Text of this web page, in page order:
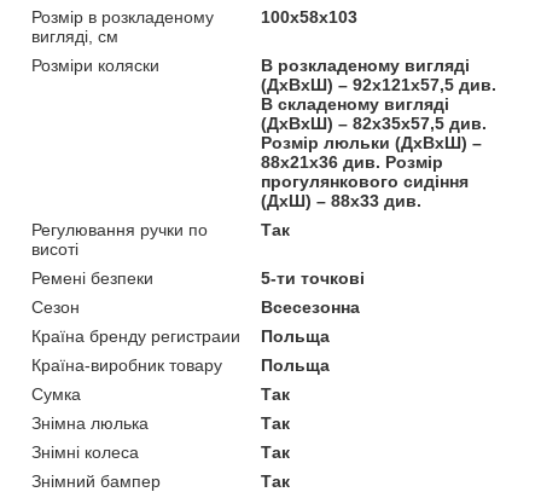
Розмір в розкладеному
вигляді, см
100х58х103
Розміри коляски
В розкладеному вигляді
(ДхВхШ) – 92х121х57,5 див.
В складеному вигляді
(ДхВхШ) – 82х35х57,5 див.
Розмір люльки (ДхВхШ) –
88х21х36 див. Розмір
прогулянкового сидіння
(ДхШ) – 88х33 див.
Регулювання ручки по
висоті
Так
Ремені безпеки
5-ти точкові
Сезон
Всесезонна
Країна бренду регистраии
Польща
Країна-виробник товару
Польща
Сумка
Так
Знімна люлька
Так
Знімні колеса
Так
Знімний бампер
Так